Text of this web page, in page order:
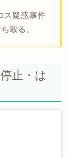
ス疑惑事件
取る。
止・は